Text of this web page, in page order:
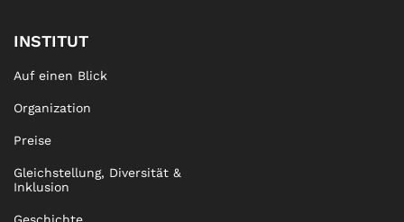
INSTITUT
Auf einen Blick
Organization
Preise
Gleichstellung, Diversität &
Inklusion